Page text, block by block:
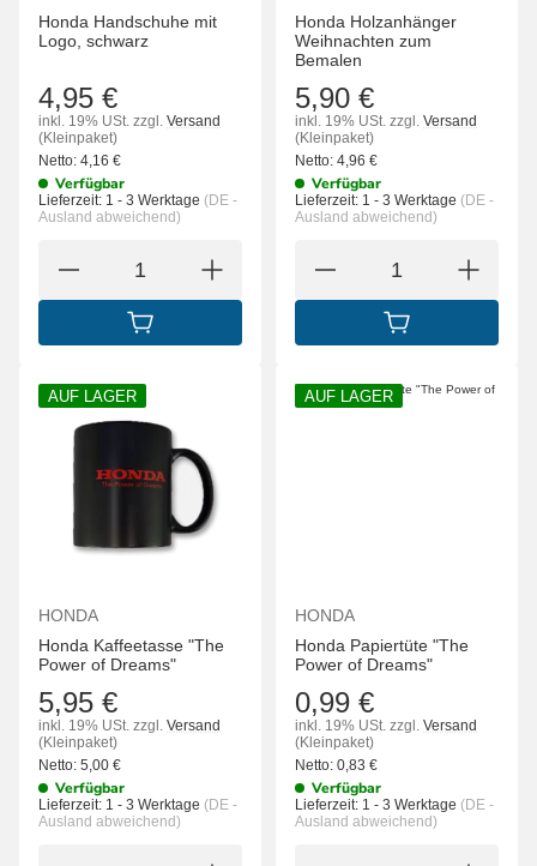
Honda Handschuhe mit
Logo, schwarz
4,95 €
inkl. 19% USt. zzgl. Versand
(Kleinpaket)
Netto: 4,16 €
Verfügbar
Lieferzeit: 1 - 3 Werktage (DE -
Ausland abweichend)
IN DEN WARENKORB
Honda Holzanhänger
Weihnachten zum
Bemalen
5,90 €
inkl. 19% USt. zzgl. Versand
(Kleinpaket)
Netto: 4,96 €
Verfügbar
Lieferzeit: 1 - 3 Werktage (DE -
Ausland abweichend)
IN DEN
AUF LAGER
HONDA
Honda Kaffeetasse "The
Power of Dreams"
5,95 €
inkl. 19% USt. zzgl. Versand
(Kleinpaket)
Netto: 5,00 €
Verfügbar
Lieferzeit: 1 - 3 Werktage (DE -
Ausland abweichend)
AUF LAGER
HONDA
Honda Papiertüte "The
Power of Dreams"
0,99 €
inkl. 19% USt. zzgl. Versand
(Kleinpaket)
Netto: 0,83 €
Verfügbar
Lieferzeit: 1 - 3 Werktage (DE -
Ausland abweichend)